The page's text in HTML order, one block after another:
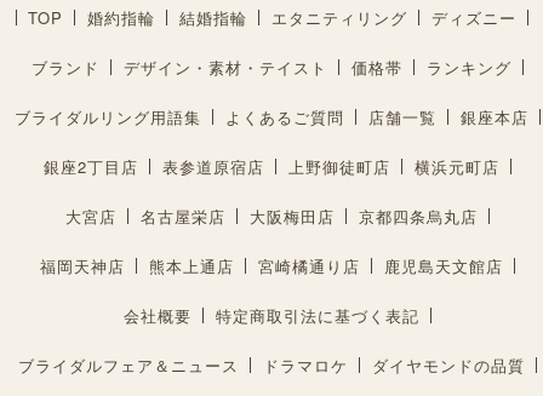
TOP 婚約指輪 結婚指輪 エタニティリング ディズニー
ブランド デザイン・素材・テイスト 価格帯 ランキング
ブライダルリング用語集 よくあるご質問 店舗一覧 銀座本店
銀座2丁目店 表参道原宿店 上野御徒町店 横浜元町店
大宮店 名古屋栄店 大阪梅田店 京都四条烏丸店
福岡天神店 熊本上通店 宮崎橘通り店 鹿児島天文館店
会社概要 特定商取引法に基づく表記
ブライダルフェア＆ニュース ドラマロケ ダイヤモンドの品質